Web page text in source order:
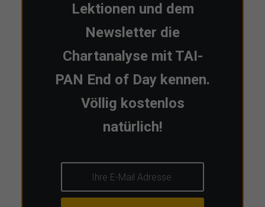
Lektionen und dem
Newsletter die
Chartanalyse mit TAI-
PAN End of Day kennen.
Völlig kostenlos
natürlich!